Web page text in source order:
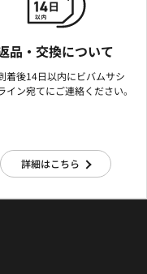
品・交換について
着後14日以内にビバムサシ
イン宛てにご連絡ください。
詳細はこちら